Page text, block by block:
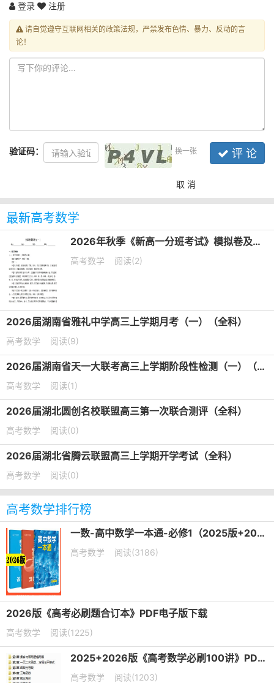
登录 注册
请自觉遵守互联网相关的政策法规，严禁发布色情、暴力、反动的言
论！
验证码： 换一张 评 论
取 消
最新高考数学
2026年秋季《新高一分班考试》模拟卷及答案（5套）（语数英物化史）
高考数学 阅读(2)
2026届湖南省雅礼中学高三上学期月考（一）（全科）
高考数学 阅读(9)
2026届湖南省天一大联考高三上学期阶段性检测（一）（全科）
高考数学 阅读(1)
2026届湖北圆创名校联盟高三第一次联合测评（全科）
高考数学 阅读(0)
2026届湖北省腾云联盟高三上学期开学考试（全科）
高考数学 阅读(0)
高考数学排行榜
一数-高中数学一本通-必修1（2025版+2026版）PDF下载
高考数学 阅读(3186)
2026版《高考必刷题合订本》PDF电子版下载
高考数学 阅读(1225)
2025+2026版《高考数学必刷100讲》PDF电子版下载
高考数学 阅读(1203)